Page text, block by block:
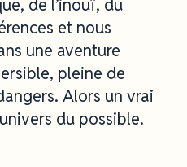
de l’inouï, du
et nous
une aventure
pleine de
Alors un vrai
du possible.